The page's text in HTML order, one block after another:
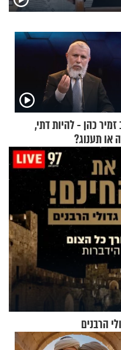
כהן - להיות דתי,
או תענוג?
הרבנים